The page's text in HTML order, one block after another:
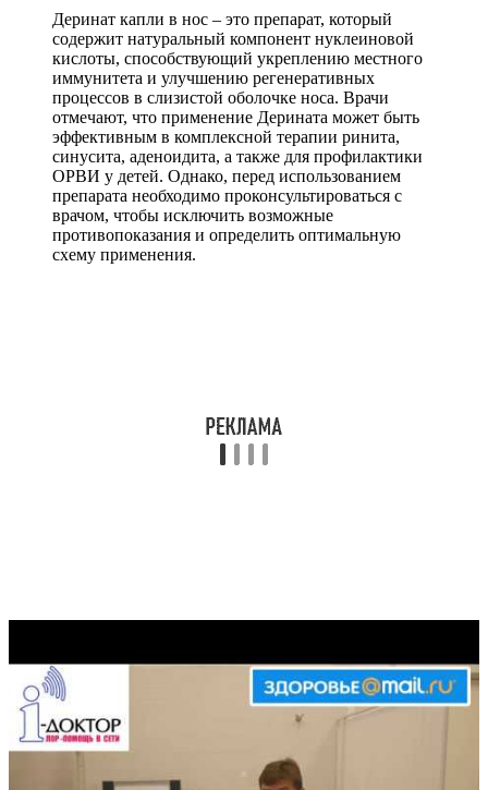
Деринат капли в нос – это препарат, который
содержит натуральный компонент нуклеиновой
кислоты, способствующий укреплению местного
иммунитета и улучшению регенеративных
процессов в слизистой оболочке носа. Врачи
отмечают, что применение Дерината может быть
эффективным в комплексной терапии ринита,
синусита, аденоидита, а также для профилактики
ОРВИ у детей. Однако, перед использованием
препарата необходимо проконсультироваться с
врачом, чтобы исключить возможные
противопоказания и определить оптимальную
схему применения.